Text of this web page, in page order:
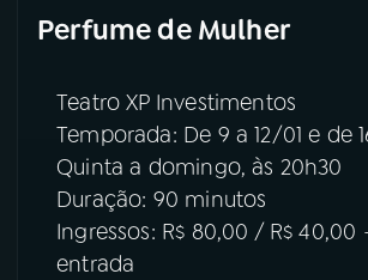
Perfume de Mulher
Teatro XP Investimentos
Temporada: De 9 a 12/01 e de
Quinta a domingo, às 20h30
Duração: 90 minutos
Ingressos: R$ 80,00 / R$ 40,00
entrada